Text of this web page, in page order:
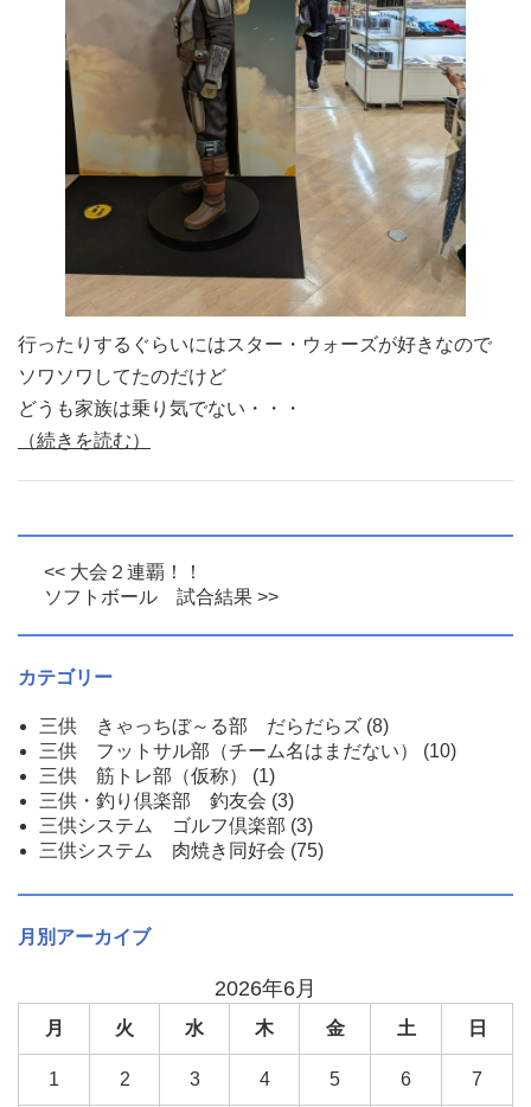
行ったりするぐらいにはスター・ウォーズが好きなので
ソワソワしてたのだけど
どうも家族は乗り気でない・・・
（続きを読む）
<< 大会２連覇！！
ソフトボール 試合結果 >>
カテゴリー
三供 きゃっちぼ～る部 だらだらズ(8)
三供 フットサル部（チーム名はまだない）
(10)
三供 筋トレ部（仮称）
(1)
三供・釣り倶楽部 釣友会 (3)
三供システム ゴルフ倶楽部 (3)
三供システム 肉焼き同好会 (75)
月別アーカイブ
2026年6月
月 火 水 木 金 土 日
1 2 3 4 5 6 7